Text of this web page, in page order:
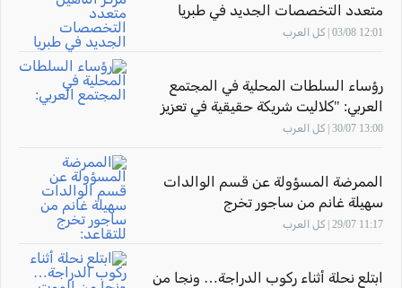
متعدد التخصصات الجديد في طبريا
12:01 03/08 | كل العرب
رؤساء السلطات المحلية في المجتمع
العربي: "كلاليت شريكة حقيقية في تعزيز
صحة أهالينا"
13:00 30/07 | كل العرب
الممرضة المسؤولة عن قسم الوالدات
سهيلة غانم من ساجور تخرج
للتقاعد: "أشعر بالفخر لأنني ساهمت في
11:17 29/07 | كل العرب
ابتلع نحلة أثناء ركوب الدراجة… ونجا من